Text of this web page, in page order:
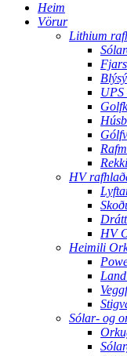
Heim
Vörur
Lithium
UPS
HV
HV
Heimili
Sólar- og